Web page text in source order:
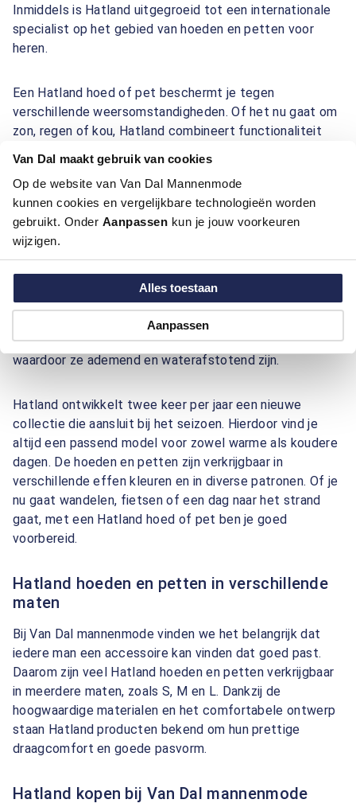
Van Dal maakt gebruik van cookies
Op de website van Van Dal Mannenmode
kunnen cookies en vergelijkbare technologieën worden
gebruikt. Onder Aanpassen kun je jouw voorkeuren
wijzigen.
Alles toestaan
Aanpassen
Inmiddels is Hatland uitgegroeid tot een internationale
specialist op het gebied van hoeden en petten voor
heren.
Een Hatland hoed of pet beschermt je tegen
verschillende weersomstandigheden. Of het nu gaat om
zon, regen of kou, Hatland combineert functionaliteit
en petten een belangrijk accessoire waarmee je jouw
persoonlijke stijl kunt laten zien.
Hatland bij Van Dal mannenmode
Bij Van Dal mannenmode vind je een ruime collectie
Hatland hoeden en petten. De collectie bestaat uit
modellen die zijn gemaakt van hoogwaardige materialen
zoals linnen, scheerwol, leer en katoen. Veel modellen
zijn bovendien voorzien van Gore-Tex technologie,
waardoor ze ademend en waterafstotend zijn.
Hatland ontwikkelt twee keer per jaar een nieuwe
collectie die aansluit bij het seizoen. Hierdoor vind je
altijd een passend model voor zowel warme als koudere
dagen. De hoeden en petten zijn verkrijgbaar in
verschillende effen kleuren en in diverse patronen. Of je
nu gaat wandelen, fietsen of een dag naar het strand
gaat, met een Hatland hoed of pet ben je goed
voorbereid.
Hatland hoeden en petten in verschillende
maten
Bij Van Dal mannenmode vinden we het belangrijk dat
iedere man een accessoire kan vinden dat goed past.
Daarom zijn veel Hatland hoeden en petten verkrijgbaar
in meerdere maten, zoals S, M en L. Dankzij de
hoogwaardige materialen en het comfortabele ontwerp
staan Hatland producten bekend om hun prettige
draagcomfort en goede pasvorm.
Hatland kopen bij Van Dal mannenmode